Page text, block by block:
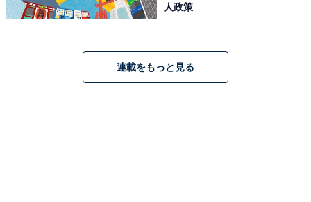
たことがないため」(20代女性／埼玉県)などの声が集ま
人政策
連載をもっと見る